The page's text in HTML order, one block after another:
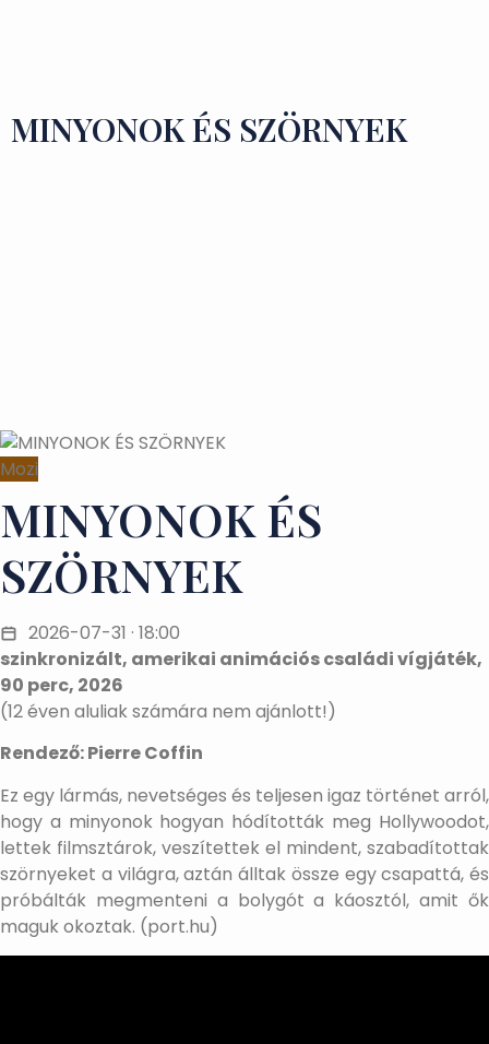
MINYONOK ÉS SZÖRNYEK
Mozi
MINYONOK ÉS
SZÖRNYEK
2026-07-31 · 18:00
szinkronizált, amerikai animációs családi vígjáték,
90 perc, 2026
(12 éven aluliak számára nem ajánlott!)
Rendező: Pierre Coffin
Ez egy lármás, nevetséges és teljesen igaz történet arról,
hogy a minyonok hogyan hódították meg Hollywoodot,
lettek filmsztárok, veszítettek el mindent, szabadítottak
szörnyeket a világra, aztán álltak össze egy csapattá, és
próbálták megmenteni a bolygót a káosztól, amit ők
maguk okoztak. (port.hu)